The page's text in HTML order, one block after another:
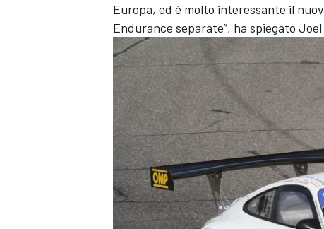
Europa, ed è molto interessante il
Endurance separate”, ha spiegato